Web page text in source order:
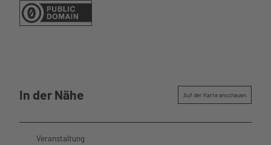
In der Nähe Auf der Karte anschauen
Veranstaltung